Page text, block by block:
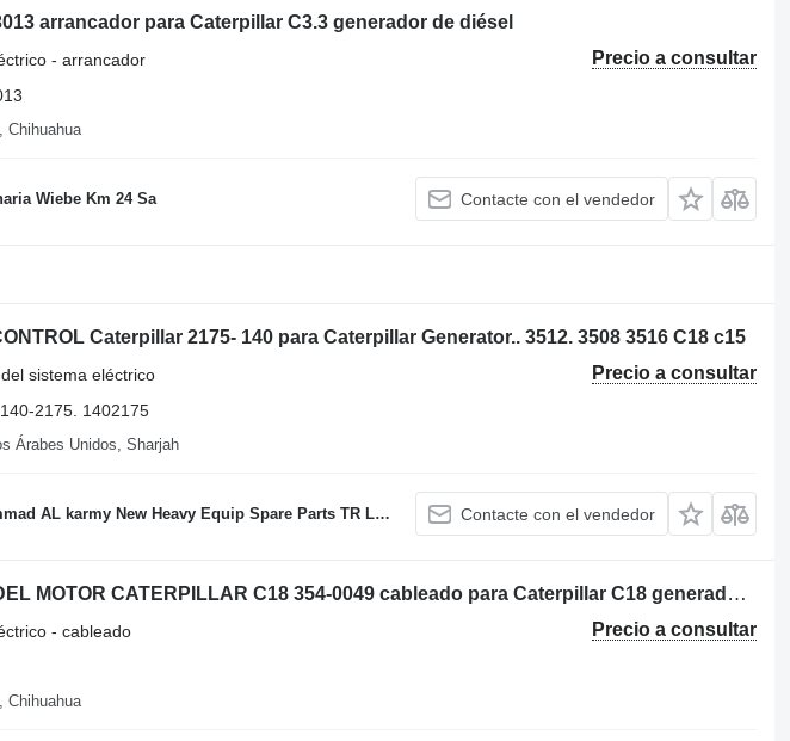
arrancador para Caterpillar C3.3 generador de diésel
Precio a consultar
- arrancador
Chihuahua
Wiebe Km 24 Sa Contacte con el vendedor
Caterpillar 2175- 140 para Caterpillar Generator.. 3512. 3508 3516 C18 c15
Precio a consultar
sistema eléctrico
2175. 1402175
Árabes Unidos, Sharjah
AL karmy New Heavy Equip Spare Parts TR L.L.C Sole proprietorship Contacte con el vendedor
ARNES DEL MOTOR CATERPILLAR C18 354-0049 cableado para Caterpillar C18 generador de diésel
Precio a consultar
- cableado
Chihuahua